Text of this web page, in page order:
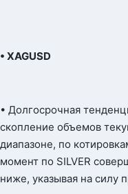
• XAGUSD
• Долгосрочная
скопление объемов
диапазоне, по
момент по SILVER
ниже, указывая на силу